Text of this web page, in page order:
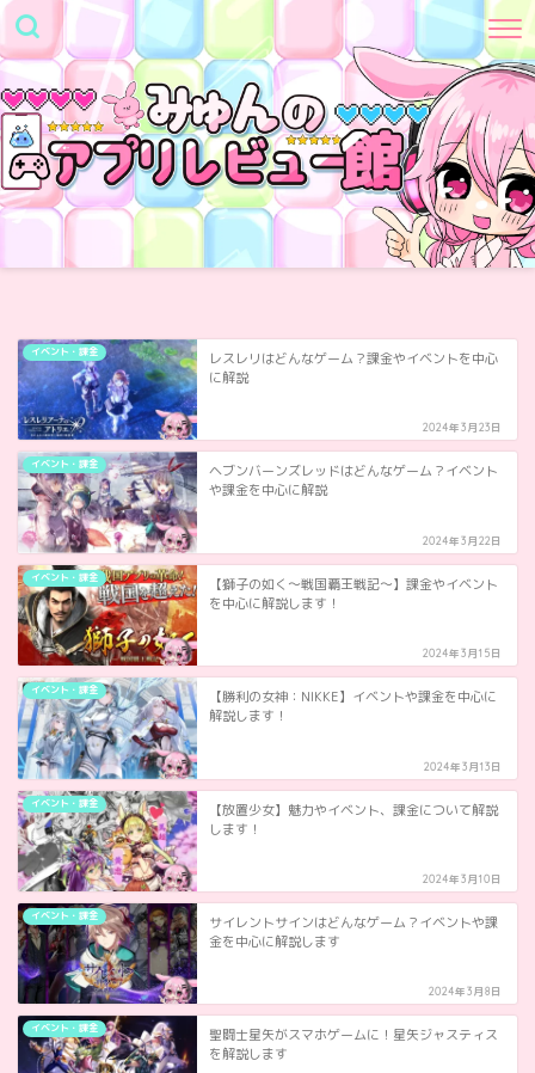
イベント・課金
レスレリはどんなゲーム？課金やイベントを中心
に解説
2024年3月23日
イベント・課金
ヘブンバーンズレッドはどんなゲーム？イベント
や課金を中心に解説
2024年3月22日
イベント・課金
【獅子の如く～戦国覇王戦記～】課金やイベント
を中心に解説します！
2024年3月15日
イベント・課金
【勝利の女神：NIKKE】イベントや課金を中心に
解説します！
2024年3月13日
イベント・課金
【放置少女】魅力やイベント、課金について解説
します！
2024年3月10日
イベント・課金
サイレントサインはどんなゲーム？イベントや課
金を中心に解説します
2024年3月8日
イベント・課金
聖闘士星矢がスマホゲームに！星矢ジャスティス
を解説します